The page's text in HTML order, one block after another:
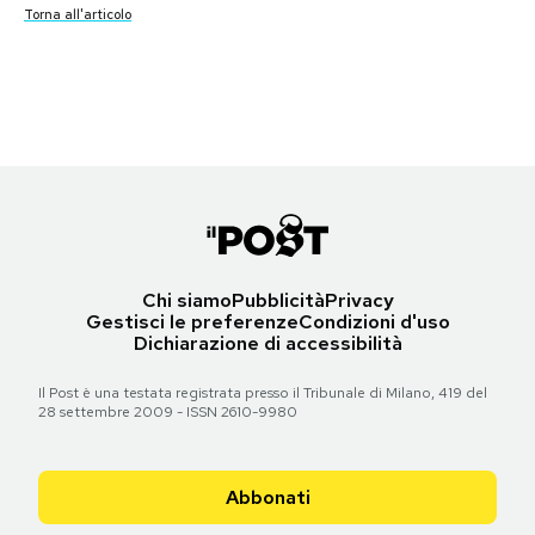
Notifiche mobile
Torna all'articolo
Torna all'articolo
Le prime pagine di martedì 8 novembre 2011
Torna all'articolo
Torna all'articolo
Torna all'articolo
Chi siamoPubblicitàPrivacy
Gestisci le preferenzeCondizioni d'uso
Dichiarazione di accessibilità
Il Post è una testata registrata presso il Tribunale di Milano, 419 del
28 settembre 2009 - ISSN 2610-9980
Abbonati